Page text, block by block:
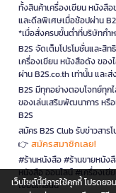
ทั้งสินค้าเครื่องเขียน หนังสื
และดีลพิเศษเมื่อช้อปผ่าน
*เมื่อสั่งครบขั้นต่ำที่บริษัทกำ
B2S จัดเต็มโปรโมชั่นและสิ
เครื่องเขียน หนังสือดัง ขอ
ผ่าน B2S.co.th เท่านั้น และ
B2S มีทุกอย่างตอบโจทย์ทุก
ของเล่นเสริมพัฒนาการ หรื
B2S
สมัคร B2S Club รับข่าวสาร
👉 สมัครสมาชิกเลย!
#ร้านหนังสือ #ร้านขายหนัง
หนังสือ ออนไลน์ #เครื่องเขี
เขียนใกล้ฉัน
เว็บไซต์นี้มีการใช้คุกกี้ โปรดย